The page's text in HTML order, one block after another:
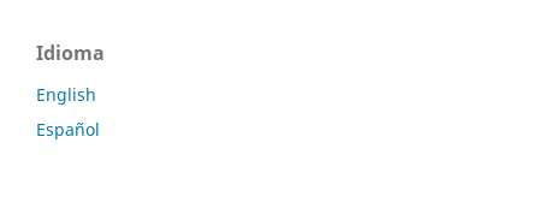
Idioma
English
Español